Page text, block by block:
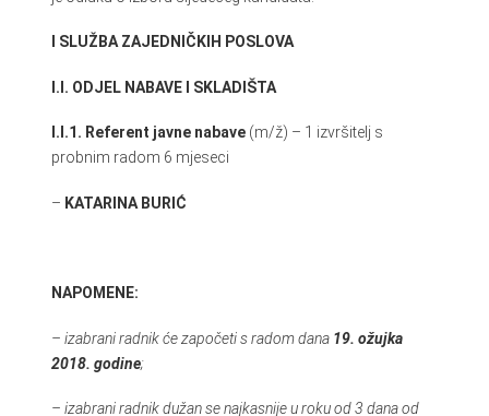
I SLUŽBA ZAJEDNIČKIH POSLOVA
I.I. ODJEL NABAVE I SKLADIŠTA
I.I.1. Referent javne nabave(m/ž) – 1 izvršitelj s
probnim radom 6 mjeseci
– KATARINA BURIĆ
NAPOMENE:
– izabrani radnik će započeti s radom dana 19. ožujka
2018. godine;
– izabrani radnik dužan se najkasnijeu roku od 3 danaod